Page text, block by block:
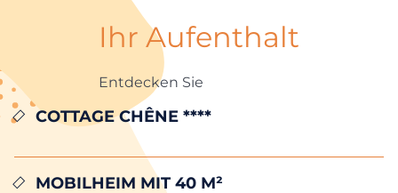
COTTAGE CHÊNE ****
MOBILHEIM MIT 40 m²
Ihr Aufenthalt
Entdecken Sie